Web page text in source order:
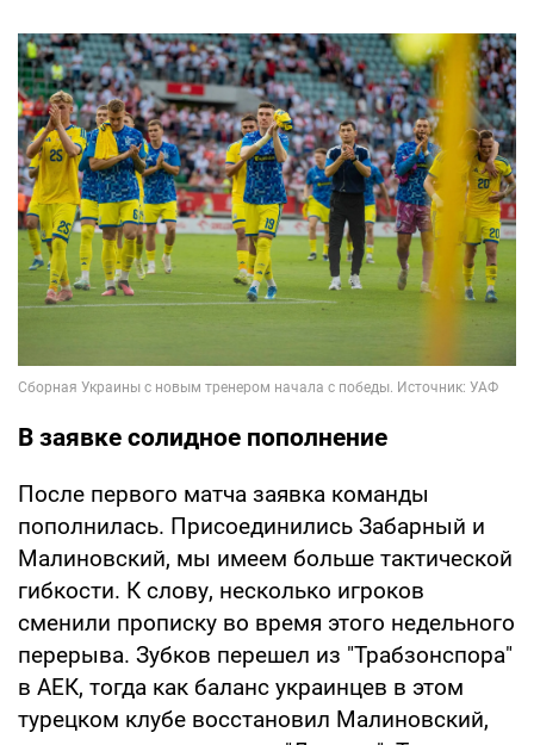
В заявке солидное пополнение
После первого матча заявка команды
пополнилась. Присоединились Забарный и
Малиновский, мы имеем больше тактической
гибкости. К слову, несколько игроков
сменили прописку во время этого недельного
перерыва. Зубков перешел из "Трабзонспора"
в АЕК, тогда как баланс украинцев в этом
турецком клубе восстановил Малиновский,